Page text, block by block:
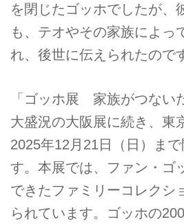
を閉じたゴッホでしたが、
も、テオやその家族によっ
れ、後世に伝えられたので
「ゴッホ展 家族がつない
大盛況の大阪展に続き、東
2025年12月21日（日）ま
す。本展では、ファン・ゴ
できたファミリーコレクシ
られています。ゴッホの